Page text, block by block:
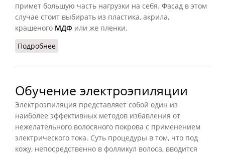
примет большую часть нагрузки на себя. Фасад в этом
случае стоит выбирать из пластика, акрила,
крашеного МДФ или же пленки.
Подробнее
Обучение электроэпиляции
Электроэпиляция представляет собой один из
наиболее эффективных методов избавления от
нежелательного волосяного покрова с применением
электрического тока. Суть процедуры в том, что под
кожу, непосредственно в фолликул волоса, вводится